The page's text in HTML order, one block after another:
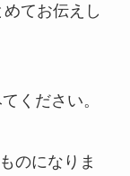
てお伝えし
ください。
のになりま